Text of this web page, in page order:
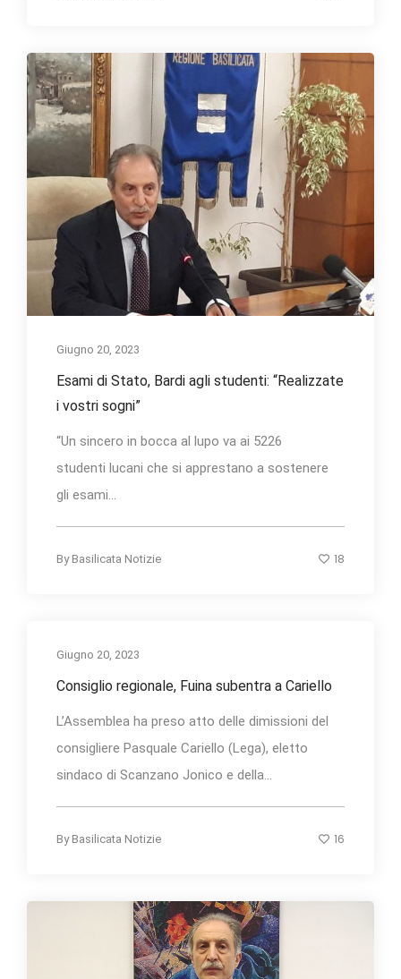
Giugno 20, 2023
Esami di Stato, Bardi agli studenti: “Realizzate
i vostri sogni”
“Un sincero in bocca al lupo va ai 5226
studenti lucani che si apprestano a sostenere
gli esami...
By Basilicata Notizie 18
Giugno 20, 2023
Consiglio regionale, Fuina subentra a Cariello
L’Assemblea ha preso atto delle dimissioni del
consigliere Pasquale Cariello (Lega), eletto
sindaco di Scanzano Jonico e della...
By Basilicata Notizie 16